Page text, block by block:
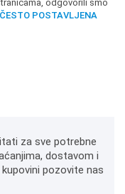
odgovorili smo
ČESTO POSTAVLJENA
za sve potrebne
dostavom i
pozovite nas